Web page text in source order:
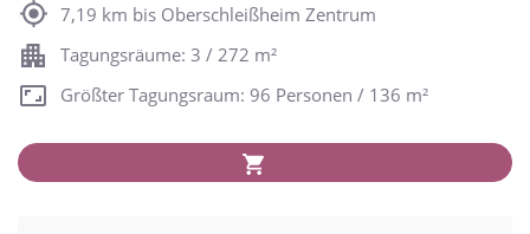
7,19 km bis Oberschleißheim Zentrum
Tagungsräume: 3 / 272 m²
Größter Tagungsraum: 96 Personen / 136 m²